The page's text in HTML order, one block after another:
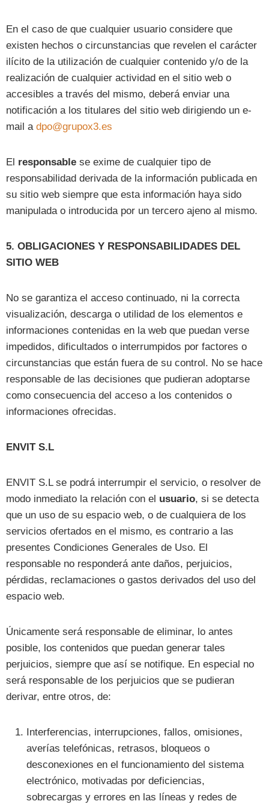
En el caso de que cualquier usuario considere que
existen hechos o circunstancias que revelen el carácter
ilícito de la utilización de cualquier contenido y/o de la
realización de cualquier actividad en el sitio web o
accesibles a través del mismo, deberá enviar una
notificación a los titulares del sitio web dirigiendo un e-
mail a dpo@grupox3.es
El responsable se exime de cualquier tipo de
responsabilidad derivada de la información publicada en
su sitio web siempre que esta información haya sido
manipulada o introducida por un tercero ajeno al mismo.
5. OBLIGACIONES Y RESPONSABILIDADES DEL
SITIO WEB
No se garantiza el acceso continuado, ni la correcta
visualización, descarga o utilidad de los elementos e
informaciones contenidas en la web que puedan verse
impedidos, dificultados o interrumpidos por factores o
circunstancias que están fuera de su control. No se hace
responsable de las decisiones que pudieran adoptarse
como consecuencia del acceso a los contenidos o
informaciones ofrecidas.
ENVIT S.L
ENVIT S.L se podrá interrumpir el servicio, o resolver de
modo inmediato la relación con el usuario, si se detecta
que un uso de su espacio web, o de cualquiera de los
servicios ofertados en el mismo, es contrario a las
presentes Condiciones Generales de Uso. El
responsable no responderá ante daños, perjuicios,
pérdidas, reclamaciones o gastos derivados del uso del
espacio web.
Únicamente será responsable de eliminar, lo antes
posible, los contenidos que puedan generar tales
perjuicios, siempre que así se notifique. En especial no
será responsable de los perjuicios que se pudieran
derivar, entre otros, de:
Interferencias, interrupciones, fallos, omisiones,
averías telefónicas, retrasos, bloqueos o
desconexiones en el funcionamiento del sistema
electrónico, motivadas por deficiencias,
sobrecargas y errores en las líneas y redes de